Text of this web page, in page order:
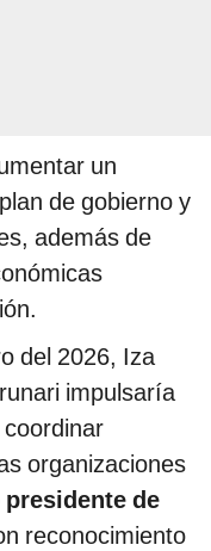
un
de gobierno y
además de
del 2026, Iza
impulsaría
organizaciones
presidente de
reconocimiento